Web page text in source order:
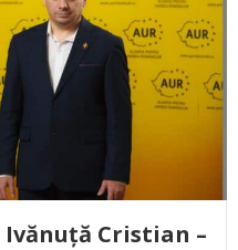
Cristian –